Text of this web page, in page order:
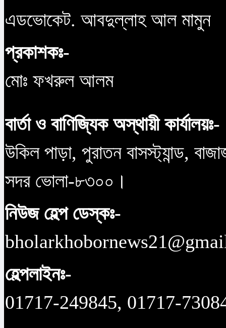
এডভোকেট. আবদুল্লাহ আল মামুন
প্রকাশকঃ-
মোঃ ফখরুল আলম
বার্তা ও বাণিজ্যিক অস্থায়ী কার্যালয়ঃ-
উকিল পাড়া, পুরাতন বাসস্ট্যান্ড,
সদর ভোলা-৮৩০০।
নিউজ হেল্প ডেস্কঃ-
হেল্পলাইনঃ-
01717-249845, 01717-